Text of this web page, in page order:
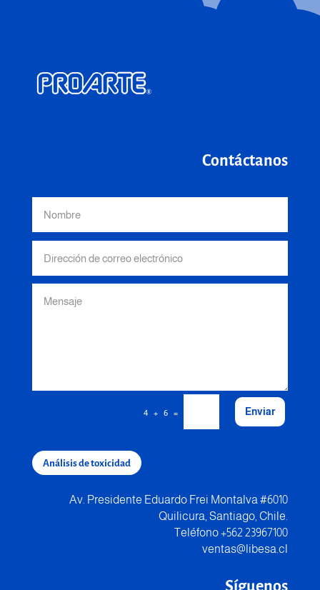
Contáctanos
4 + 6 = Enviar
Análisis de toxicidad
Av. Presidente Eduardo Frei Montalva #6010
Quilicura, Santiago, Chile.
Teléfono +562 23967100
ventas@libesa.cl
Síguenos